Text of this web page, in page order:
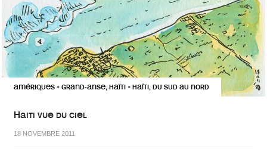
AMÉRIQUES • GRAND-ANSE, HAÏTI • HAÏTI, DU SUD AU NORD
Haiti vue du ciel
18 NOVEMBRE 2011